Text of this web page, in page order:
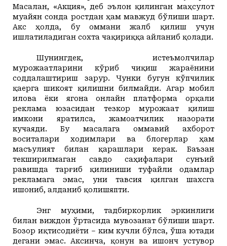
Масалан, «Акция», деб эълон қилинган маҳсулот
муайян сонда ростдан ҳам мавжуд бўлиши шарт.
Акс ҳолда, бу оммани жалб қилиш учун
ишлатиладиган сохта чақириққа айланиб қолади.
Шунингдек, истеъмолчилар
мурожаатларини кўриб чиқиш жараёнини
соддалаштириш зарур. Чунки бугун кўпчилик
қаерга шикоят қилишни билмайди. Агар мобил
илова ёки ягона онлайн платформа орқали
реклама юзасидан тезкор мурожаат қилиш
имкони яратилса, жамоатчилик назорати
кучаяди. Бу масалага оммавий ахборот
воситалари ходимлари ва блогерлар ҳам
масъулият билан қарашлари керак. Баъзан
текширилмаган савдо саҳифалари сунъий
равишда тарғиб қилиниши туфайли одамлар
рекламага эмас, уни тавсия қилган шахсга
ишониб, алданиб қолишяпти.
Энг муҳими, тадбиркорлик эркинлиги
билан виждон ўртасида мувозанат бўлиши шарт.
Бозор иқтисодиёти – ким кучли бўлса, ўша ютади
дегани эмас. Аксинча, қонун ва ишонч устувор